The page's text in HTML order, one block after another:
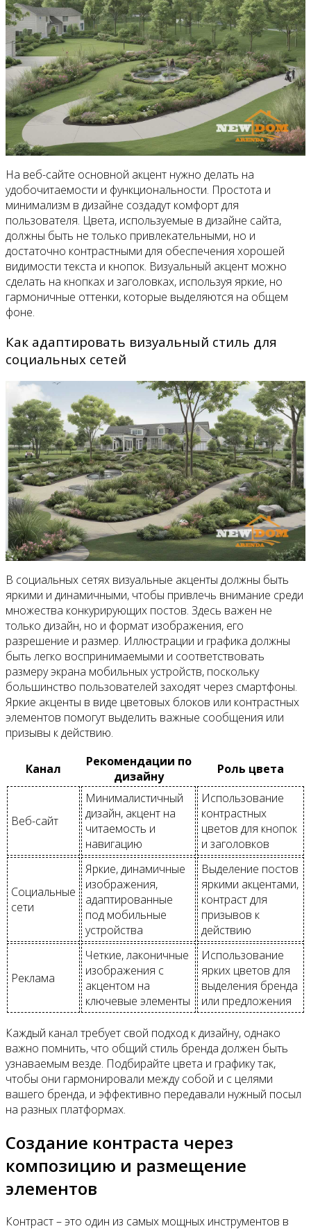
На веб-сайте основной акцент нужно делать на
удобочитаемости и функциональности. Простота и
минимализм в дизайне создадут комфорт для
пользователя. Цвета, используемые в дизайне сайта,
должны быть не только привлекательными, но и
достаточно контрастными для обеспечения хорошей
видимости текста и кнопок. Визуальный акцент можно
сделать на кнопках и заголовках, используя яркие, но
гармоничные оттенки, которые выделяются на общем
фоне.
Как адаптировать визуальный стиль для
социальных сетей
В социальных сетях визуальные акценты должны быть
яркими и динамичными, чтобы привлечь внимание среди
множества конкурирующих постов. Здесь важен не
только дизайн, но и формат изображения, его
разрешение и размер. Иллюстрации и графика должны
быть легко воспринимаемыми и соответствовать
размеру экрана мобильных устройств, поскольку
большинство пользователей заходят через смартфоны.
Яркие акценты в виде цветовых блоков или контрастных
элементов помогут выделить важные сообщения или
призывы к действию.
Канал
Рекомендации по
дизайну
Роль цвета
Веб-сайт
Минималистичный
дизайн, акцент на
читаемость и
навигацию
Использование
контрастных
цветов для кнопок
и заголовков
Социальные
сети
Яркие, динамичные
изображения,
адаптированные
под мобильные
устройства
Выделение постов
яркими акцентами,
контраст для
призывов к
действию
Реклама
Четкие, лаконичные
изображения с
акцентом на
ключевые элементы
Использование
ярких цветов для
выделения бренда
или предложения
Каждый канал требует свой подход к дизайну, однако
важно помнить, что общий стиль бренда должен быть
узнаваемым везде. Подбирайте цвета и графику так,
чтобы они гармонировали между собой и с целями
вашего бренда, и эффективно передавали нужный посыл
на разных платформах.
Создание контраста через
композицию и размещение
элементов
Контраст – это один из самых мощных инструментов в